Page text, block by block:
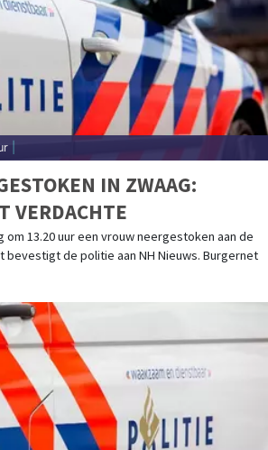
IN ZWAAG:
VERDACHTE
om 13.20 uur een vrouw neergestoken aan de
bevestigt de politie aan NH Nieuws. Burgernet